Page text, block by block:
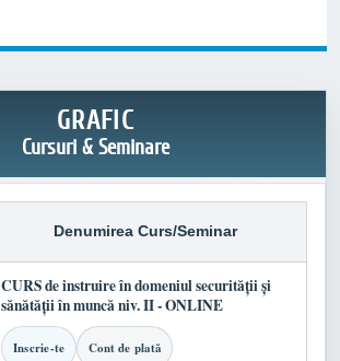
GRAFIC
Cursuri & Seminare
Denumirea Curs/Seminar
CURS de instruire în domeniul securității și
sănătății în muncă niv. II - ONLINE
Inscrie-te Cont de plată